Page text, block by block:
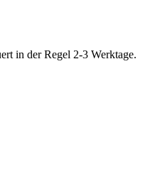
in der Regel 2-3 Werktage.